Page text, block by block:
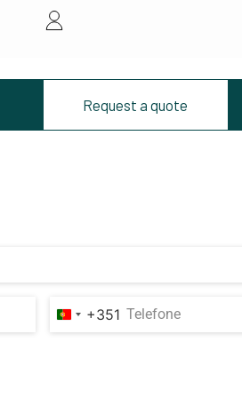
Request a quote
Portugal +351
+351